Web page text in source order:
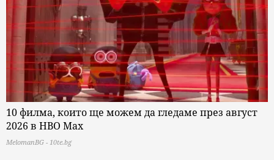
10 филма, които ще можем да гледаме през август
2026 в HBO Max
MelomanBG - 10te.bg